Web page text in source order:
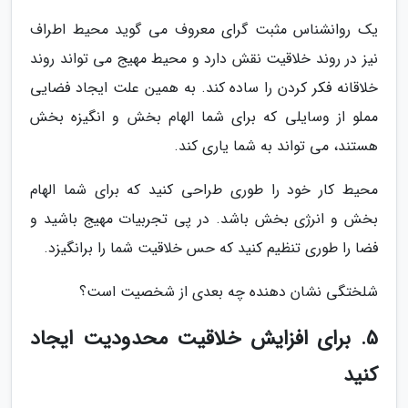
یک روانشناس مثبت گرای معروف می گوید محیط اطراف
نیز در روند خلاقیت نقش دارد و محیط مهیج می تواند روند
خلاقانه فکر کردن را ساده کند. به همین علت ایجاد فضایی
مملو از وسایلی که برای شما الهام بخش و انگیزه بخش
هستند، می تواند به شما یاری کند.
محیط کار خود را طوری طراحی کنید که برای شما الهام
بخش و انرژی بخش باشد. در پی تجربیات مهیج باشید و
فضا را طوری تنظیم کنید که حس خلاقیت شما را برانگیزد.
شلختگی نشان دهنده چه بعدی از شخصیت است؟
5. برای افزایش خلاقیت محدودیت ایجاد
کنید